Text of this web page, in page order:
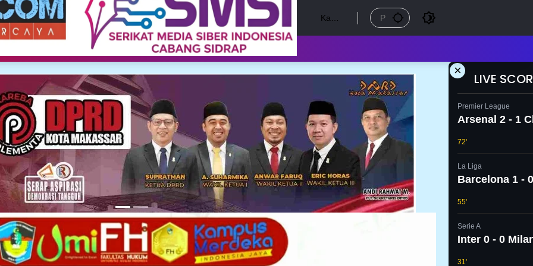
Kamis
×
LIVE
Premier League
Arsenal 2 - 1
72'
La Liga
Barcelona 1 -
55'
Serie A
Inter 0 - 0
31'